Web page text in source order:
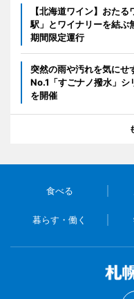
【北海道ワイン】おた
駅」とワイナリーを結
期間限定運行
突然の雨や汚れを気にせ
No.1「すごナノ撥水」
を開催
食べる
暮らす・働く